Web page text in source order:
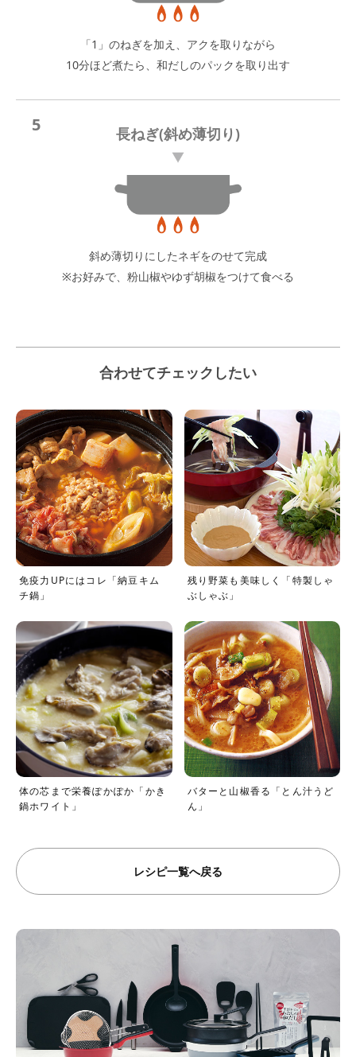
「1」のねぎを加え、アクを取りながら
10分ほど煮たら、和だしのパックを取り出す
5 長ねぎ(斜め薄切り)
斜め薄切りにしたネギをのせて完成
※お好みで、粉山椒やゆず胡椒をつけて食べる
合わせてチェックしたい
免疫力UPにはコレ「納豆キム
チ鍋」
残り野菜も美味しく「特製しゃ
ぶしゃぶ」
体の芯まで栄養ぽかぽか「かき
鍋ホワイト」
バターと山椒香る「とん汁うど
ん」
レシピ一覧へ戻る